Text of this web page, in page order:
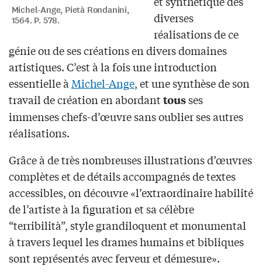
Michel-Ange, Pietà Rondanini,
1564. P. 578.
diverses
réalisations de ce
génie ou de ses créations en divers domaines
artistiques. C’est à la fois une introduction
essentielle à Michel-Ange, et une synthèse de son
travail de création en abordanttousses
immenses chefs-d’œuvre sans oublier ses autres
réalisations.
Grâce à de très nombreuses illustrations d’œuvres
complètes et de détails accompagnés de textes
accessibles, on découvre «l’extraordinaire habilité
de l’artiste à la figuration et sa célèbre
“terribilità”, style grandiloquent et monumental
à travers lequel les drames humains et bibliques
sont représentés avec ferveur et démesure».